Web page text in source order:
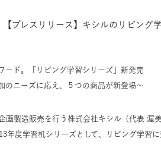
【プレスリリース】キシルのリビング
ード。「リビング学習シリーズ」新発売
のニーズに応え、５つの商品が新登場〜
画製造販売を行う株式会社キシル（代表 渥
年度学習机シリーズとして、リビング学習